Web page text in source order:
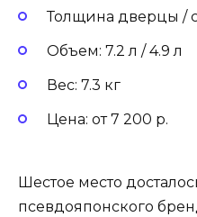
Толщина дверцы /
Объем: 7.2 л / 4.9 л
Вес: 7.3 кг
Цена: от 7 200 р.
Шестое место
псевдояпонского